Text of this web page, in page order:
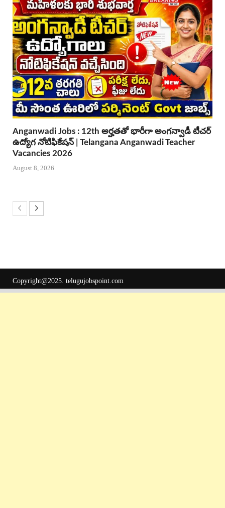
Anganwadi Jobs : 12th అర్హతతో భారీగా అంగన్వాడీ టీచర్
ఉద్యోగ నోటిఫికేషన్ | Telangana Anganwadi Teacher
Vacancies 2026
August 8, 2026
Copyright@2025. telugujobspoint.com